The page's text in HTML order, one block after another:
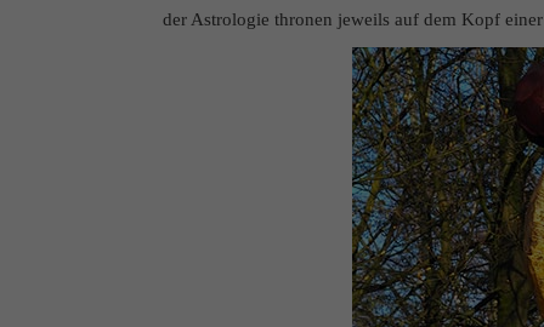
der Astrologie thronen jeweils auf dem Kopf